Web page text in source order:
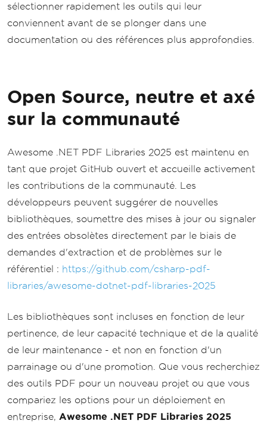
sélectionner rapidement les outils qui leur
conviennent avant de se plonger dans une
documentation ou des références plus approfondies.
Open Source, neutre et axé
sur la communauté
Awesome .NET PDF Libraries 2025 est maintenu en
tant que projet GitHub ouvert et accueille activement
les contributions de la communauté. Les
développeurs peuvent suggérer de nouvelles
bibliothèques, soumettre des mises à jour ou signaler
des entrées obsolètes directement par le biais de
demandes d'extraction et de problèmes sur le
référentiel : https://github.com/csharp-pdf-
libraries/awesome-dotnet-pdf-libraries-2025
Les bibliothèques sont incluses en fonction de leur
pertinence, de leur capacité technique et de la qualité
de leur maintenance - et non en fonction d'un
parrainage ou d'une promotion. Que vous recherchiez
des outils PDF pour un nouveau projet ou que vous
compariez les options pour un déploiement en
entreprise, Awesome .NET PDF Libraries 2025